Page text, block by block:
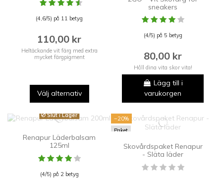
(4,6/5) på 11 betyg
110,00 kr
Heltäckande vit färg med extra
mycket färgpigment
Välj alternativ
sneakers
(4/5) på 5 betyg
80,00 kr
Håll dina vita skor vita!
Lägg till i
varukorgen
Slut i Lager
Renapur Läderbalsam
125ml
(4/5) på 2 betyg
−20%
Paket
Skovårdspaket Renapur
- Släta läder